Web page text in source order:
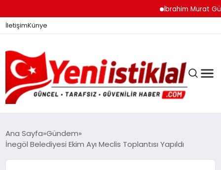
İbrahim Murat
İletişimKünye
GÜNDEM
Ana Sayfa Gündem
İnegöl Belediyesi Ekim Ayı Meclis Toplantısı Yapıldı